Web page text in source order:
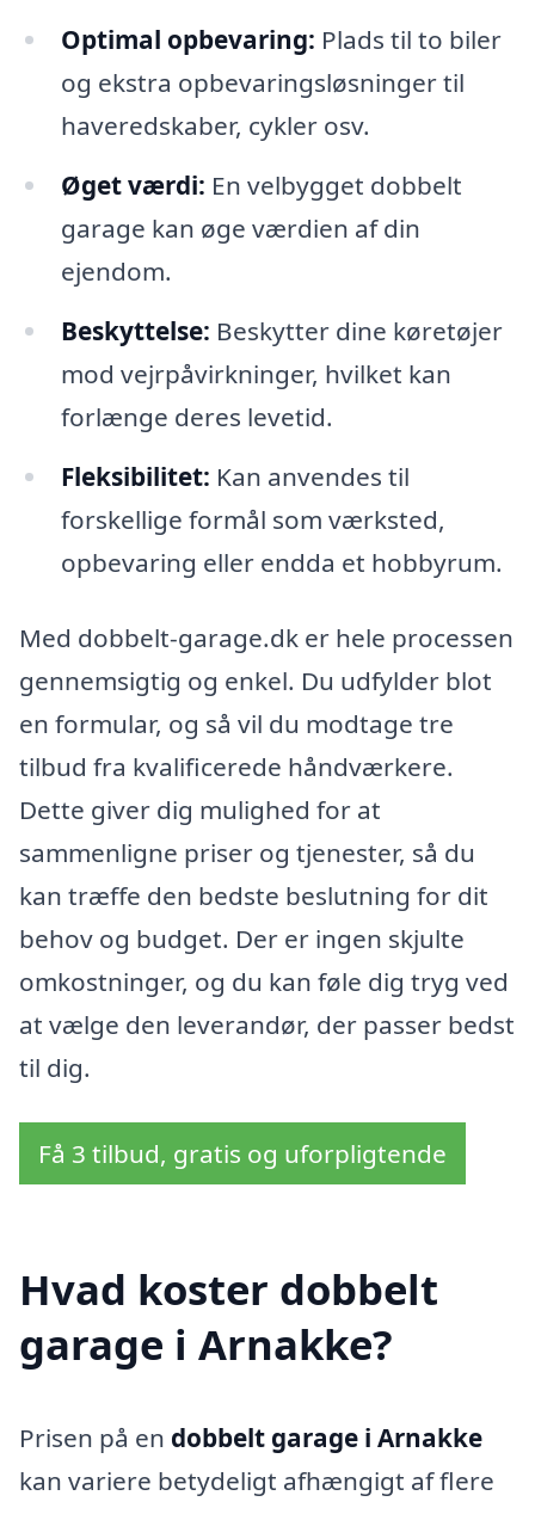
Optimal opbevaring: Plads til to biler
og ekstra opbevaringsløsninger til
haveredskaber, cykler osv.
Øget værdi: En velbygget dobbelt
garage kan øge værdien af din
ejendom.
Beskyttelse: Beskytter dine køretøjer
mod vejrpåvirkninger, hvilket kan
forlænge deres levetid.
Fleksibilitet: Kan anvendes til
forskellige formål som værksted,
opbevaring eller endda et hobbyrum.
Med dobbelt-garage.dk er hele processen
gennemsigtig og enkel. Du udfylder blot
en formular, og så vil du modtage tre
tilbud fra kvalificerede håndværkere.
Dette giver dig mulighed for at
sammenligne priser og tjenester, så du
kan træffe den bedste beslutning for dit
behov og budget. Der er ingen skjulte
omkostninger, og du kan føle dig tryg ved
at vælge den leverandør, der passer bedst
til dig.
Få 3 tilbud, gratis og uforpligtende
Hvad koster dobbelt
garage i Arnakke?
Prisen på en dobbelt garage i Arnakke
kan variere betydeligt afhængigt af flere